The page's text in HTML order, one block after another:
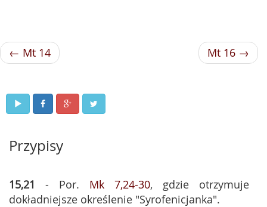
← Mt 14 Mt 16 →
Przypisy
15,21 - Por. Mk 7,24-30, gdzie otrzymuje
dokładniejsze określenie "Syrofenicjanka".